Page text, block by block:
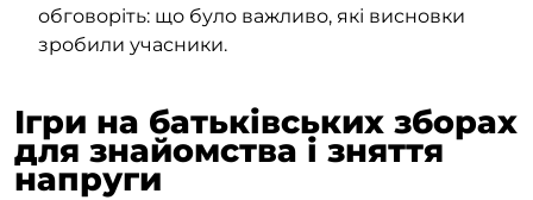
обговоріть: що було важливо, які висновки
зробили учасники.
Ігри на батьківських зборах
для знайомства і зняття
напруги